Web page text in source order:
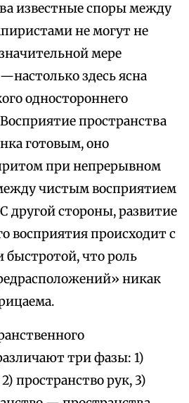
известные споры между
не могут не
мере
здесь ясна
одностороннего
пространства
готовым, оно
при непрерывном
чистым восприятием
другой стороны, развитие
восприятия происходит с
быстротой, что роль
никак
три фазы: 1)
пространство рук, 3)